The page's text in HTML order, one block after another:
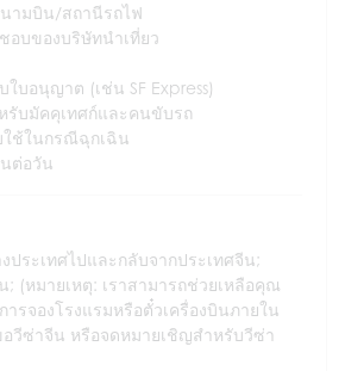
ามบิน/สถานีรถไฟ
อบของบริษัทนำเที่ยว
บอนุญาต (เช่น SF Express)
รับมัคคุเทศก์และคนขับรถ
ใช้ในกรณีฉุกเฉิน
ต่อวัน
ประเทศไปและกลับจากประเทศจีน;
(หมายเหตุ: เราสามารถช่วยเหลือคุณ
ารจองโรงแรมหรือตั๋วเครื่องบินภายใน
วีซ่าจีน หรือจดหมายเชิญสำหรับวีซ่า